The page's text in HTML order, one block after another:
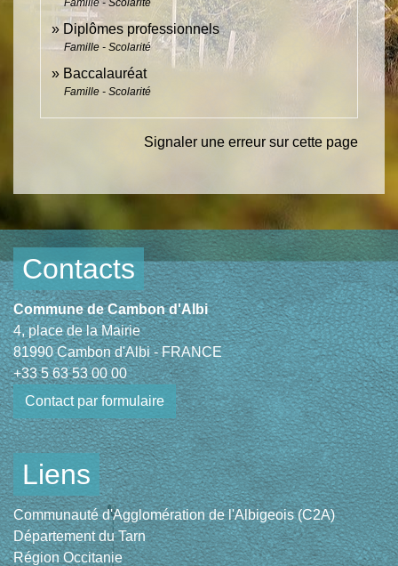
Diplômes professionnels
Famille - Scolarité
Baccalauréat
Famille - Scolarité
Signaler une erreur sur cette page
Contacts
Commune de Cambon d'Albi
4, place de la Mairie
81990 Cambon d'Albi - FRANCE
+33 5 63 53 00 00
Contact par formulaire
Liens
Communauté d'Agglomération de l'Albigeois (C2A)
Département du Tarn
Région Occitanie